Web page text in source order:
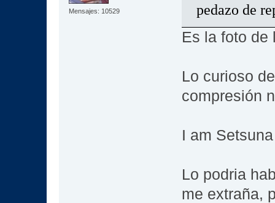
Mensajes: 10529
pedazo de
Es la foto de
Lo curioso
compresión
I am
Lo podria
me extraña,